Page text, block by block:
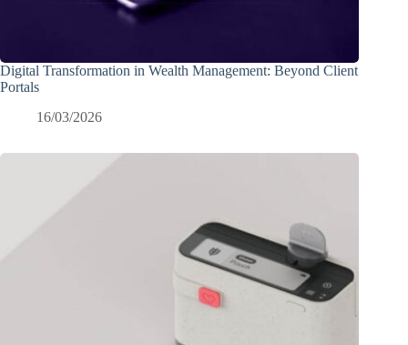
Digital Transformation in Wealth Management: Beyond Client
Portals
16/03/2026